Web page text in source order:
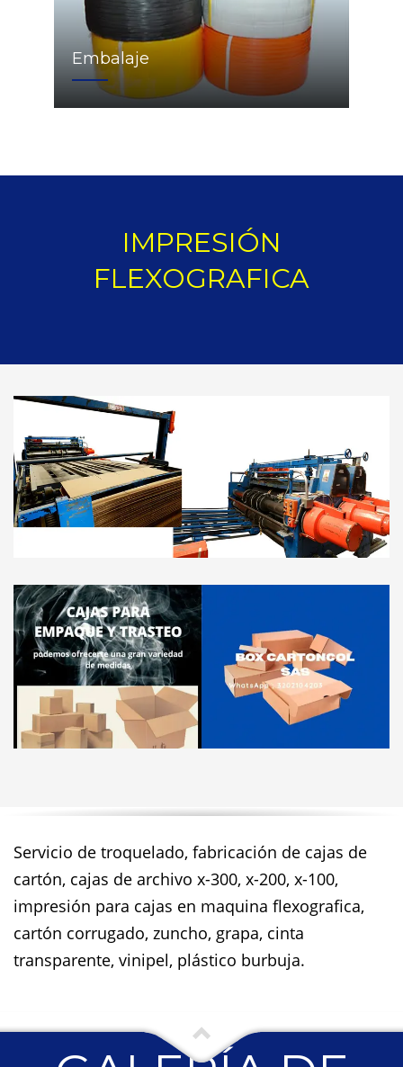
Embalaje
IMPRESIÓN
FLEXOGRAFICA
Servicio de troquelado, fabricación de cajas de
cartón, cajas de archivo x-300, x-200, x-100,
impresión para cajas en maquina flexografica,
cartón corrugado, zuncho, grapa, cinta
transparente, vinipel, plástico burbuja.